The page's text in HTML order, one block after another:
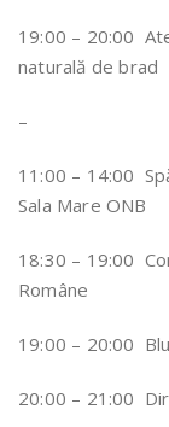
19:00 – 20:00
naturală de brad
–
11:00 – 14:00
Sala Mare ONB
18:30 – 19:00
Române
19:00 – 20:00
20:00 – 21:00